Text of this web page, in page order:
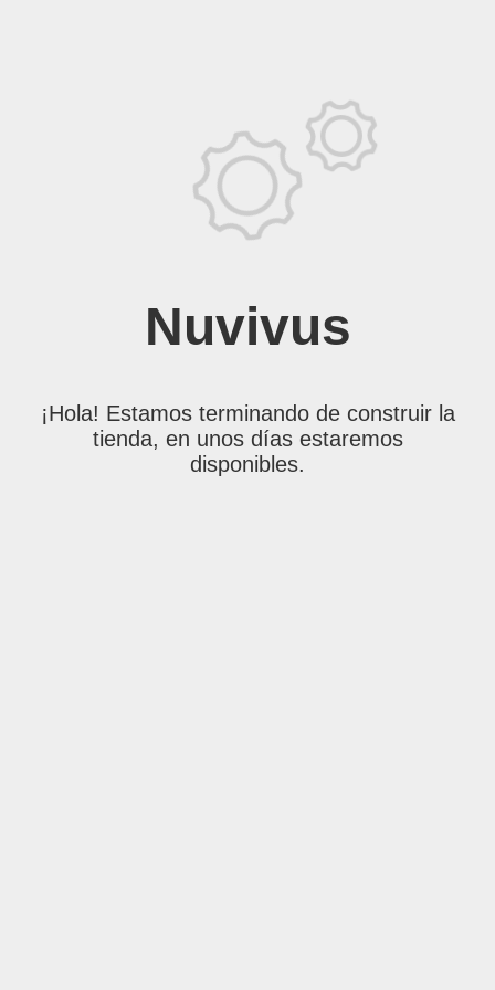
Nuvivus
¡Hola! Estamos terminando de construir la
tienda, en unos días estaremos
disponibles.